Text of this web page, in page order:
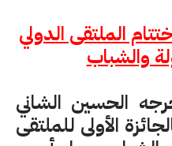
الملتقى الدولي
والشباب
الحسين الشاني
الأولى للملتقى